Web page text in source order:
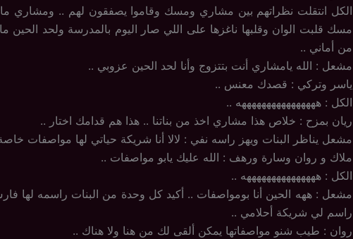
الكل انتقلت نظراتهم بين مشاري ومسك وقاموا يصفقون لهم .. ومشاري
مسك قلبت الوان وقلبها ناغزها على اللي صار اليوم بالمدرسة ولحد الحين
من أماني ..
مشعل : الله يامشاري أنت بتتزوج وأنا لحد الحين عزوبي ..
ياسر وتركي : قصدك معنس ..
الكل : ههههههههههههههههه ..
ريان بمزح : خلاص هذا مشاري اخذ من بناتنا .. هذا هم قدامك اختار ..
مشعل يناظر البنات ويهز راسه نفي : لالا أنا شريكة حياتي لها مواصفات
ملاك و روان وسارة ورهف : الله عليك يابو مواصفات ..
الكل : هههههههههههههههه ..
مشعل : ههه الحين أنا بومواصفات .. أكيد كل وحدة من البنات راسمه لها
راسم لي شريكة أحلامي ..
روان : طيب شنو مواصفاتها يمكن ألقى لك من هنا ولا هناك ..